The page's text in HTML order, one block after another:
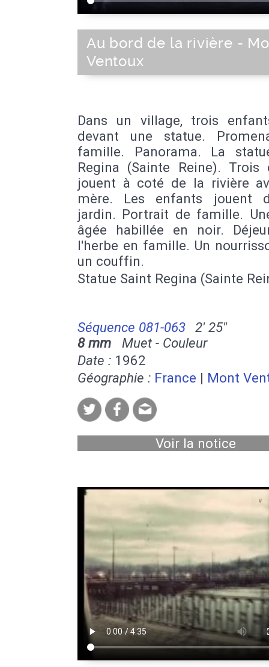
Au bord de la rivière -
Ventoux
Dans un village, trois
devant une statue.
famille. Panorama. La
Regina (Sainte Reine). Trois
jouent à coté de la rivière
mère. Les enfants jouent
jardin. Portrait de famille.
âgée habillée en noir.
l'herbe en famille. Un
un couffin.
Statue Saint Regina (Sainte
Séquence 081-063
2' 25''
8 mm Muet - Couleur
Date : 1962
Géographie : France | Mont
Voir la notice